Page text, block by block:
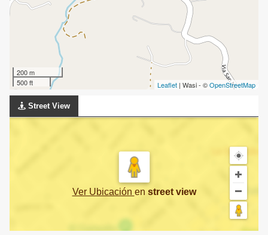
200 m
500 ft
Leaflet | Wasi - ©OpenStreetMap
Street View
Ver Ubicación en street view